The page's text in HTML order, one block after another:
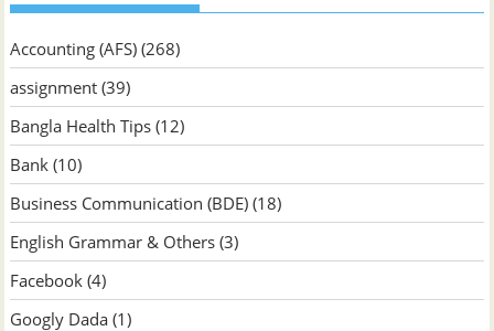
Accounting (AFS) (268)
assignment (39)
Bangla Health Tips (12)
Bank (10)
Business Communication (BDE) (18)
English Grammar & Others (3)
Facebook (4)
Googly Dada (1)